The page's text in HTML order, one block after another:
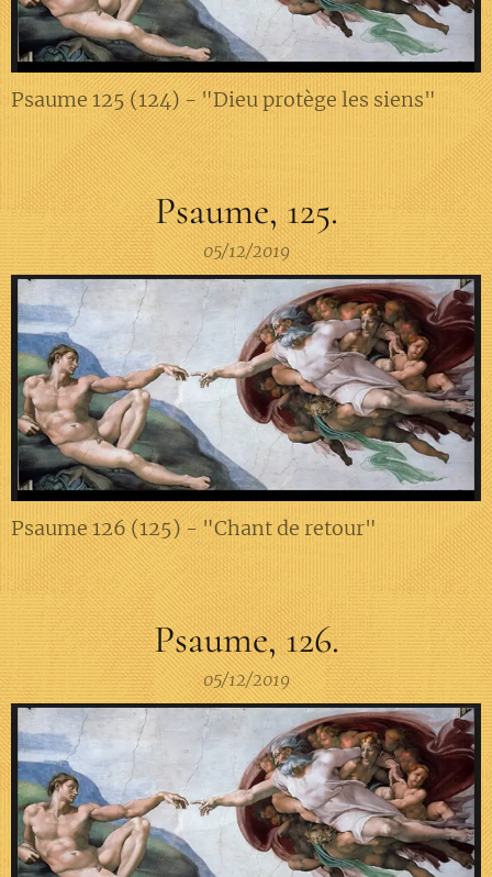
Psaume 125 (124) - "Dieu protège les siens"
Psaume, 125.
05/12/2019
Psaume 126 (125) - "Chant de retour"
Psaume, 126.
05/12/2019